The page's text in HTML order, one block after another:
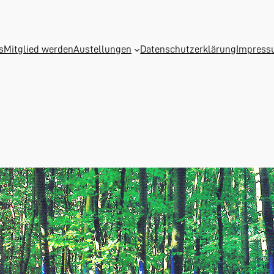
Mitglied werdenAustellungen Datenschutzerklärung